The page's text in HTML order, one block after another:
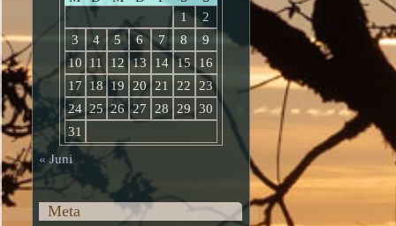
1
2
3
4 5 6 7 8
9
10
11 12 13 14 15
16
17
18 19 20 21 22
23
24 25 26 27 28 29
30
31
« Juni
Meta